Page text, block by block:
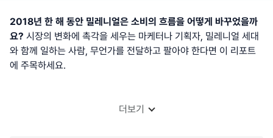
2018년 한 해 동안 밀레니얼은 소비의 흐름을 어떻게 바꾸었을까
요? 시장의 변화에 촉각을 세우는 마케터나 기획자, 밀레니얼 세대
와 함께 일하는 사람, 무언가를 전달하고 팔아야 한다면 이 리포트
에 주목하세요.
더보기